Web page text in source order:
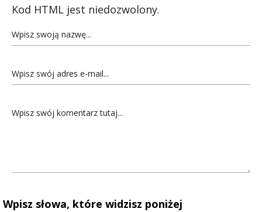
Kod HTML jest niedozwolony.
Wpisz słowa, które widzisz poniżej